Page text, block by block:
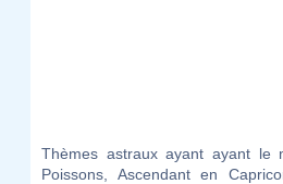
Thèmes astraux ayant ayant le
Poissons, Ascendant en